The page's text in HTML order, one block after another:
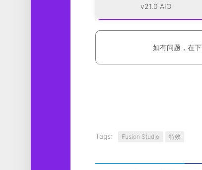
v21.0 AIO
如有问题，在
Tags: Fusion Studio 特效